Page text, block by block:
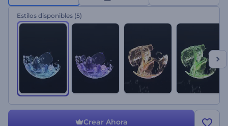
Estilos disponibles (5)
Crear Ahora